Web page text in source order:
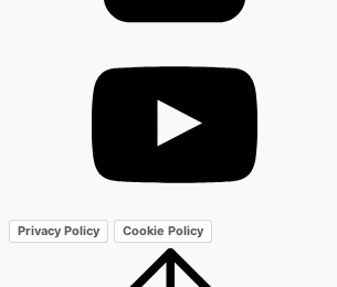
Privacy Policy Cookie Policy